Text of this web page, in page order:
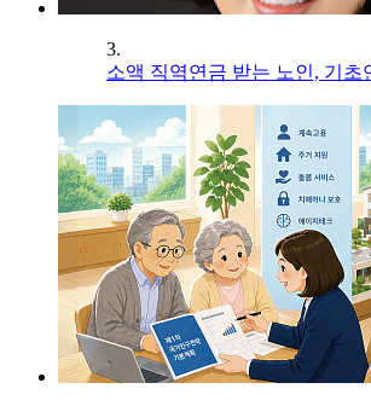
3.
소액 직역연금 받는 노인, 기초